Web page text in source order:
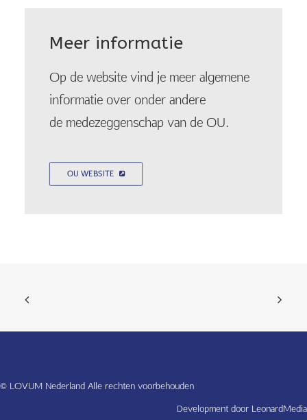
Meer informatie
Op de website vind je meer algemene
informatie over onder andere
de medezeggenschap van de OU.
OU WEBSITE
© LOVUM Nederland Alle rechten voorbehouden
Development door LeonardMedia